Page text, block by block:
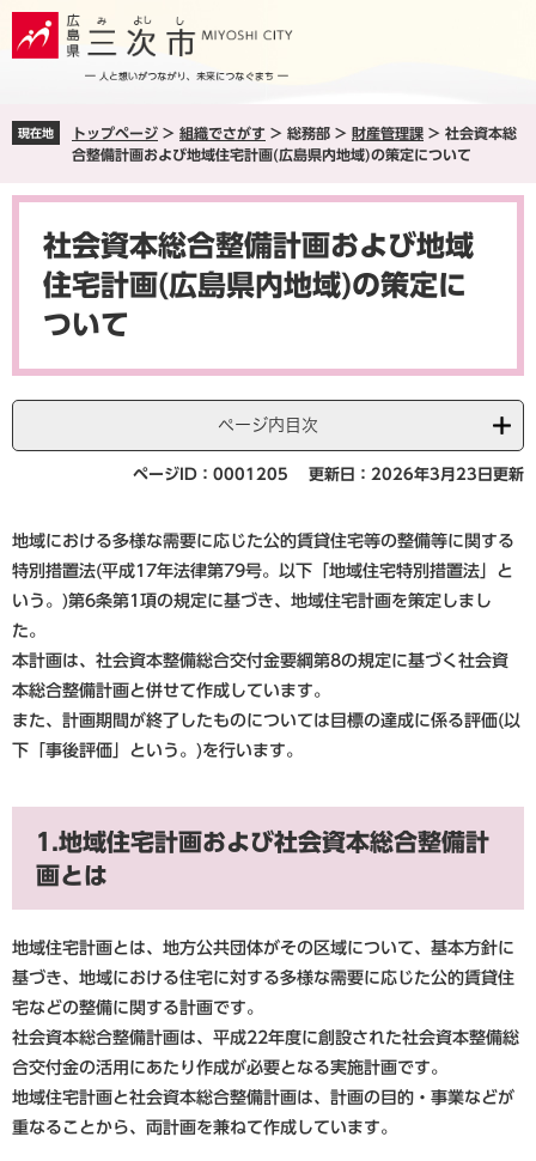
ペ
ジ
メ
ュ
現在地 トップページ > 組織でさがす > 総務部 > 財産管理課 > 社会資本総
合整備計画および地域住宅計画(広島県内地域)の策定について
本
社会資本総合整備計画および地域
住宅計画(広島県内地域)の策定に
ついて
ページ内目次
ページID：0001205 更新日：2026年3月23日更新
地域における多様な需要に応じた公的賃貸住宅等の整備等に関する
特別措置法(平成17年法律第79号。以下「地域住宅特別措置法」と
いう。)第6条第1項の規定に基づき、地域住宅計画を策定しまし
た。
本計画は、社会資本整備総合交付金要綱第8の規定に基づく社会資
本総合整備計画と併せて作成しています。
また、計画期間が終了したものについては目標の達成に係る評価(以
下「事後評価」という。)を行います。
1.地域住宅計画および社会資本総合整備計
画とは
地域住宅計画とは、地方公共団体がその区域について、基本方針に
基づき、地域における住宅に対する多様な需要に応じた公的賃貸住
宅などの整備に関する計画です。
社会資本総合整備計画は、平成22年度に創設された社会資本整備総
合交付金の活用にあたり作成が必要となる実施計画です。
地域住宅計画と社会資本総合整備計画は、計画の目的・事業などが
重なることから、両計画を兼ねて作成しています。